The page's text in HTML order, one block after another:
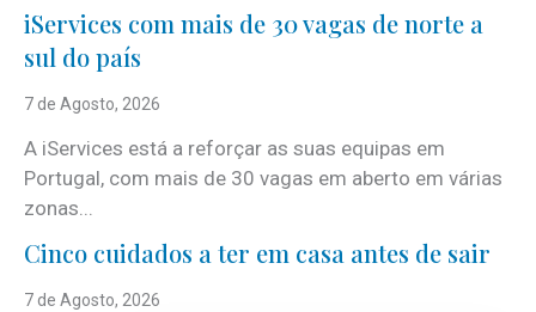
iServices com mais de 30 vagas de norte a
sul do país
7 de Agosto, 2026
A iServices está a reforçar as suas equipas em
Portugal, com mais de 30 vagas em aberto em várias
zonas...
Cinco cuidados a ter em casa antes de sair
7 de Agosto, 2026